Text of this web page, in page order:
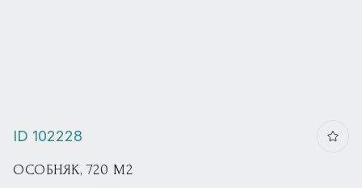
ID 102228
ОСОБНЯК, 720 М2